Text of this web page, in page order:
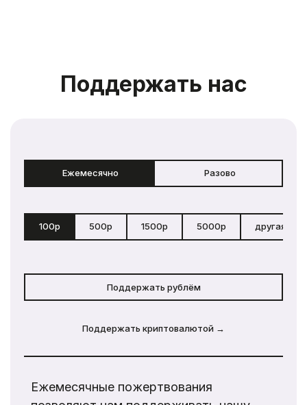
Поддержать нас
Ежемесячно Разово
100р 500р 1500р 5000р другая
Поддержать рублём
Поддержать криптовалютой →
Ежемесячные пожертвования